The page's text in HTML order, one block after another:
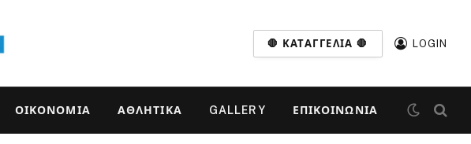
🛑 ΚΑΤΑΓΓΕΛΊΑ 🛑 LOGIN
ΟΙΚΟΝΟΜΊΑ ΑΘΛΗΤΙΚΆ GALLERY ΕΠΙΚΟΙΝΩΝΊΑ